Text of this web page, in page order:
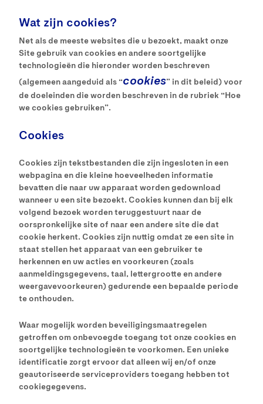
Wat zijn cookies?
Net als de meeste websites die u bezoekt, maakt onze
Site gebruik van cookies en andere soortgelijke
technologieën die hieronder worden beschreven
(algemeen aangeduid als “cookies” in dit beleid) voor
de doeleinden die worden beschreven in de rubriek “Hoe
we cookies gebruiken”.
Cookies
Cookies zijn tekstbestanden die zijn ingesloten in een
webpagina en die kleine hoeveelheden informatie
bevatten die naar uw apparaat worden gedownload
wanneer u een site bezoekt. Cookies kunnen dan bij elk
volgend bezoek worden teruggestuurt naar de
oorspronkelijke site of naar een andere site die dat
cookie herkent. Cookies zijn nuttig omdat ze een site in
staat stellen het apparaat van een gebruiker te
herkennen en uw acties en voorkeuren (zoals
aanmeldingsgegevens, taal, lettergrootte en andere
weergavevoorkeuren) gedurende een bepaalde periode
te onthouden.
Waar mogelijk worden beveiligingsmaatregelen
getroffen om onbevoegde toegang tot onze cookies en
soortgelijke technologieën te voorkomen. Een unieke
identificatie zorgt ervoor dat alleen wij en/of onze
geautoriseerde serviceproviders toegang hebben tot
cookiegegevens.